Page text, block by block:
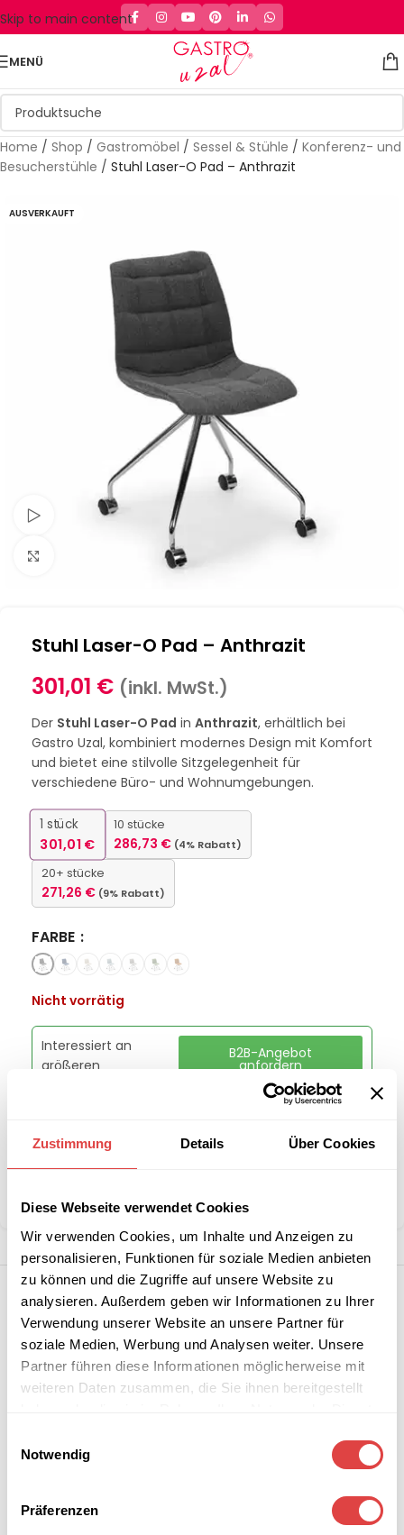
Zustimmung Details Über Cookies
Diese Webseite verwendet Cookies
Wir verwenden Cookies, um Inhalte und Anzeigen zu
personalisieren, Funktionen für soziale Medien anbieten
zu können und die Zugriffe auf unsere Website zu
analysieren. Außerdem geben wir Informationen zu Ihrer
Verwendung unserer Website an unsere Partner für
soziale Medien, Werbung und Analysen weiter. Unsere
Partner führen diese Informationen möglicherweise mit
weiteren Daten zusammen, die Sie ihnen bereitgestellt
Notwendig
Präferenzen
Skip to main content
MENÜ
Home / Shop / Gastromöbel / Sessel & Stühle / Konferenz- und
Besucherstühle / Stuhl Laser-O Pad – Anthrazit
AUSVERKAUFT
Schau Video
Klick zum Vergrößern
Stuhl Laser-O Pad – Anthrazit
301,01 € (inkl. MwSt.)
Der Stuhl Laser-O Pad in Anthrazit, erhältlich bei
Gastro Uzal, kombiniert modernes Design mit Komfort
und bietet eine stilvolle Sitzgelegenheit für
verschiedene Büro- und Wohnumgebungen.
1 stück
301,01€
10 stücke
286,73 € (4% Rabatt)
20+ stücke
271,26 € (9% Rabatt)
FARBE
Nicht vorrätig
Interessiert an
größeren
B2B-Angebot
anfordern
Kategorie: Konferenz- und Besucherstühle
Marke:Gastro Uzal
Teilen: